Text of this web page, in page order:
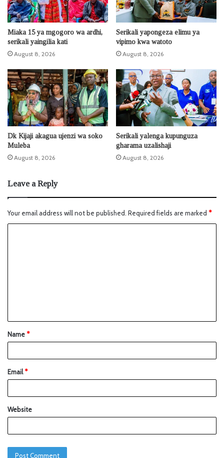
Miaka 15 ya mgogoro wa ardhi,
serikali yaingilia kati
August 8, 2026
Serikali yapongeza elimu ya
vipimo kwa watoto
August 8, 2026
Dk Kijaji akagua ujenzi wa soko
Muleba
August 8, 2026
Serikali yalenga kupunguza
gharama uzalishaji
August 8, 2026
Leave a Reply
Your email address will not be published. Required fields are marked *
Name*
Email*
Website